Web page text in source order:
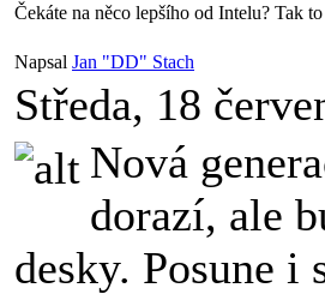
Čekáte na něco lepšího od Intelu? Tak
Napsal Jan "DD" Stach
Středa, 18
Nová
dorazí, ale
desky. Posune i